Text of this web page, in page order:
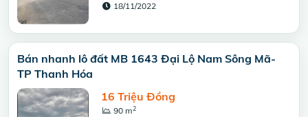
18/11/2022
Bán nhanh lô đất MB 1643 Đại Lộ Nam Sông Mã-
TP Thanh Hóa
16 Triệu Đồng
90 m2